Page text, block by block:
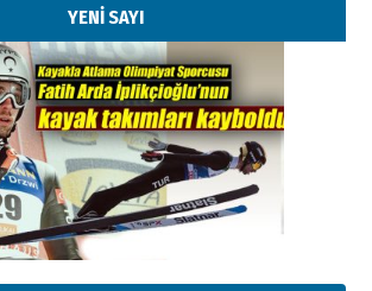
YENİ SAYI
GÜLERCİ
Külünk: Aileyi Korumak
Korumaktır